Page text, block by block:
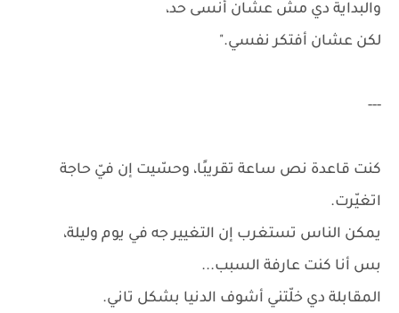
والبداية دي مش عشان أنسى حد،
لكن عشان أفتكر نفسي."
---
كنت قاعدة نص ساعة تقريبًا، وحسّيت إن فيّ حاجة
اتغيّرت.
يمكن الناس تستغرب إن التغيير جه في يوم وليلة،
بس أنا كنت عارفة السبب...
المقابلة دي خلّتني أشوف الدنيا بشكل تاني.